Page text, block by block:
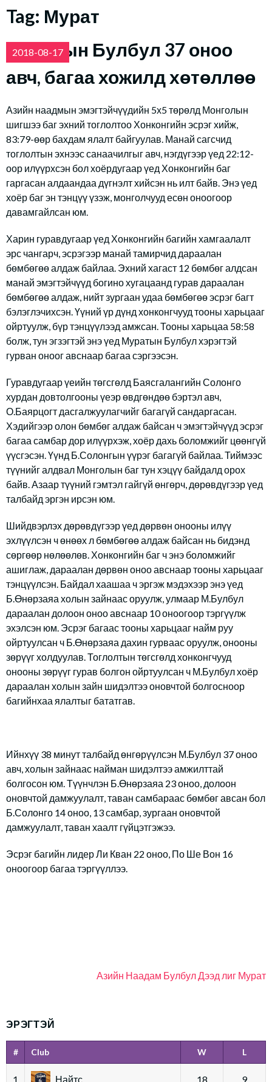
Tag: Мурат
2018-08-17
Муратын Булбул 37 оноо
авч, багаа хожилд хөтөллөө
Азийн наадмын эмэгтэйчүүдийн 5х5 төрөлд Монголын
шигшээ баг эхний тоглолтоо Хонконгийн эсрэг хийж,
83:79-өөр бахдам ялалт байгуулав. Манай сагсчид
тоглолтын эхнээс санаачилгыг авч, нэгдүгээр үед 22:12-
оор илүүрхсэн бол хоёрдугаар үед Хонконгийн баг
гаргасан алдаандаа дүгнэлт хийсэн нь илт байв. Энэ үед
хоёр баг эн тэнцүү үзэж, монголчууд есөн оноогоор
давамгайлсан юм.
Харин гуравдугаар үед Хонконгийн багийн хамгаалалт
эрс чангарч, эсрэгээр манай тамирчид дараалан
бөмбөгөө алдаж байлаа. Эхний хагаст 12 бөмбөг алдсан
манай эмэгтэйчүүд богино хугацаанд гурав дараалан
бөмбөгөө алдаж, нийт зургаан удаа бөмбөгөө эсрэг багт
бэлэглэчихсэн. Үүний үр дүнд хонконгчууд тооны харьцааг
ойртуулж, бүр тэнцүүлээд амжсан. Тооны харьцаа 58:58
болж, тун эгзэгтэй энэ үед Муратын Булбул хэрэгтэй
гурван оноог авснаар багаа сэргээсэн.
Гуравдугаар үеийн төгсгөлд Баясгалангийн Солонго
хурдан довтолгооны үеэр өвдгөндөө бэртэл авч,
О.Баярцогт дасгалжуулагчийг багагүй сандаргасан.
Хэдийгээр олон бөмбөг алдаж байсан ч эмэгтэйчүүд эсрэг
багаа самбар дор илүүрхэж, хоёр дахь боломжийг цөөнгүй
үүсгэсэн. Үүнд Б.Солонгын үүрэг багагүй байлаа. Тиймээс
түүнийг алдвал Монголын баг тун хэцүү байдалд орох
байв. Азаар түүний гэмтэл гайгүй өнгөрч, дөрөвдүгээр үед
талбайд эргэн ирсэн юм.
Шийдвэрлэх дөрөвдүгээр үед дөрвөн онооны илүү
эхлүүлсэн ч өнөөх л бөмбөгөө алдаж байсан нь бидэнд
сөргөөр нөлөөлөв. Хонконгийн баг ч энэ боломжийг
ашиглаж, дараалан дөрвөн оноо авснаар тооны харьцааг
тэнцүүлсэн. Байдал хаашаа ч эргэж мэдэхээр энэ үед
Б.Өнөрзаяа холын зайнаас оруулж, улмаар М.Булбул
дараалан долоон оноо авснаар 10 оноогоор тэргүүлж
эхэлсэн юм. Эсрэг багаас тооны харьцааг найм руу
ойртуулсан ч Б.Өнөрзаяа дахин гурваас оруулж, онооны
зөрүүг холдуулав. Тоглолтын төгсгөлд хонконгчууд
онооны зөрүүг гурав болгон ойртуулсан ч М.Булбул хоёр
дараалан холын зайн шидэлтээ оновчтой болгосноор
багийнхаа ялалтыг бататгав.
Ийнхүү 38 минут талбайд өнгөрүүлсэн М.Булбул 37 оноо
авч, холын зайнаас найман шидэлтээ амжилттай
болгосон юм. Түүнчлэн Б.Өнөрзаяа 23 оноо, долоон
оновчтой дамжуулалт, таван самбараас бөмбөг авсан бол
Б.Солонго 14 оноо, 13 самбар, зургаан оновчтой
дамжуулалт, таван хаалт гүйцэтгэжээ.
Эсрэг багийн лидер Ли Кван 22 оноо, По Ше Вон 16
оноогоор багаа тэргүүллээ.
Азийн Наадам БулбулДээд лиг Мурат
ЭРЭГТЭЙ
# Club W L
1 Найтс 18 9